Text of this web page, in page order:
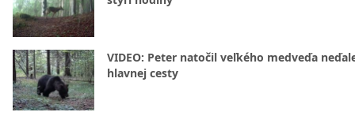
VIDEO: Peter natočil veľkého medveďa
hlavnej cesty